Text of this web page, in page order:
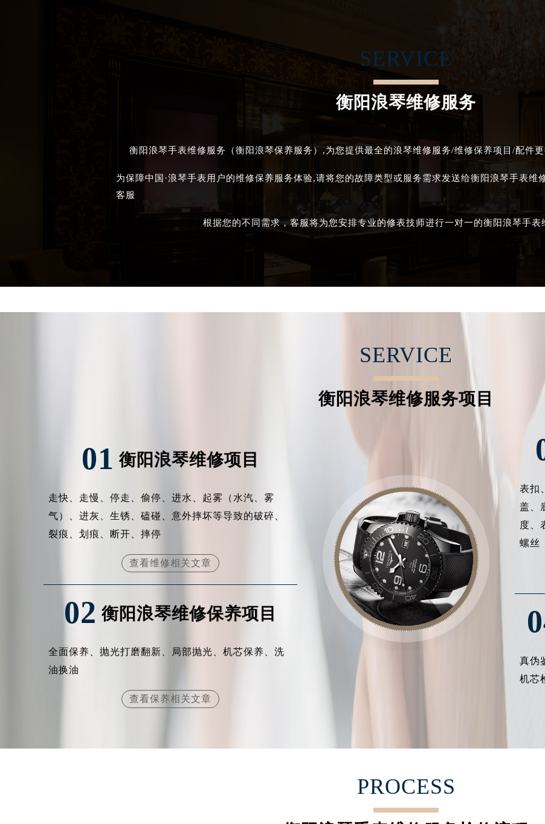
黑龙江省黑河市爱辉区中央街浪琴售后服务中心（需提前预约）
黑龙江省鸡西市鸡冠区红军路浪琴售后服务中心（需提前预约）
黑龙江省佳木斯市向阳区长安路浪琴售后服务中心（需提前预约）
黑龙江省牡丹江市东安区太平路浪琴售后服务中心（需提前预约）
黑龙江省双鸭山市尖山区新兴大街浪琴售后服务中心（需提前预约）
黑龙江省绥化市北林区新华街与康庄路交叉口浪琴售后服务中心（需提前预约）
黑龙江省伊春市伊美区通河路浪琴售后服务中心（需提前预约）
吉林省白城市洮北区明仁南街浪琴售后服务中心（需提前预约）
吉林省白山市浑江区浑江大街浪琴售后服务中心（需提前预约）
吉林省辽源市龙山区人民大街浪琴售后服务中心（需提前预约）
辽宁省鞍山市铁东区站前街浪琴售后服务中心（需提前预约）
辽宁省朝阳市双塔区新华路浪琴售后服务中心（需提前预约）
辽宁省丹东市振兴区七经街浪琴售后服务中心（需提前预约）
辽宁省葫芦岛市连山区中央路浪琴售后服务中心（需提前预约）
辽宁省辽阳市白塔区新运大街浪琴售后服务中心（需提前预约）
辽宁省盘锦市兴隆台区石油大街浪琴售后服务中心（需提前预约）
辽宁省铁岭市银州区南马路浪琴售后服务中心（需提前预约）
辽宁省营口市站前区市府路与渤海大街交叉口浪琴售后服务中心（需提前预约）
辽宁省沈阳市沈河区中街路137号亨得利名表维修授权店1楼浪琴售后服务中心（需提前预约）
辽宁省沈阳市沈河区中街路83号亨得利名表维修授权店1楼浪琴售后服务中心（需提前预约）
北京市朝阳区建国门外大街甲6号华熙国际中心D座11层1102室浪琴售后服务中心（北京总部）（需
北京市东城区东长安街1号王府井东方广场W3座6层602室浪琴售后服务中心（需提前预约）
河北省保定市竞秀区朝阳北大街北国先天下浪琴售后服务中心（需提前预约）
内蒙古自治区阿拉善盟市左旗土尔扈特大街浪琴售后服务中心（需提前预约）
内蒙古自治区赤峰市红山区哈达街浪琴售后服务中心（需提前预约）
内蒙古自治区通辽市科尔沁区明仁大街浪琴售后服务中心（需提前预约）
内蒙古自治区乌兰察布市集宁区恩和大街浪琴售后服务中心（需提前预约）
内蒙古自治区兴安盟市乌兰浩特市兴安大街浪琴售后服务中心（需提前预约）
SERVICE
衡阳浪琴维修服务
衡阳浪琴手表维修服务（衡阳浪琴保养服务）,为您提供最全的浪琴维修服务/维修保养项目/配件
为保障中国·浪琴手表用户的维修保养服务体验,请将您的故障类型或服务需求发送给衡阳浪琴手表维
客服
根据您的不同需求，客服将为您安排专业的修表技师进行一对一的衡阳浪琴手表
SERVICE
衡阳浪琴维修服务项目
01 衡阳浪琴维修项目
走快、走慢、停走、偷停、进水、起雾（水汽、雾
气）、进灰、生锈、磕碰、意外摔坏等导致的破碎、
裂痕、划痕、断开、摔停
查看维修相关文章
02 衡阳浪琴维修保养项目
全面保养、抛光打磨翻新、局部抛光、机芯保养、洗
油换油
查看保养相关文章
表扣
盖、
度、
螺丝
真伪
机芯
PROCESS